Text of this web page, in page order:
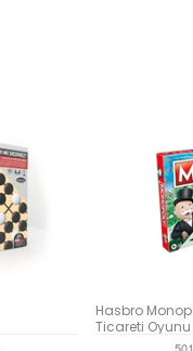
Hasbro
Ticareti Oyunu